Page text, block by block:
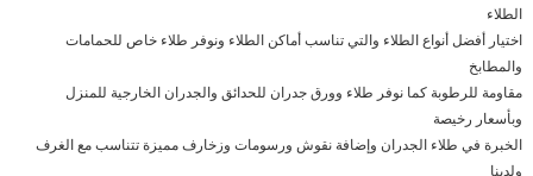
الطلاء
اختيار أفضل أنواع الطلاء والتي تناسب أماكن الطلاء ونوفر طلاء خاص للحمامات
والمطابخ
مقاومة للرطوبة كما نوفر طلاء وورق جدران للحدائق والجدران الخارجية للمنزل
وبأسعار رخيصة
الخبرة في طلاء الجدران وإضافة نقوش ورسومات وزخارف مميزة تتناسب مع الغرف
ولدينا